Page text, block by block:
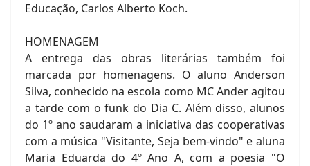
Educação, Carlos Alberto Koch.
HOMENAGEM
A entrega das obras literárias também foi
marcada por homenagens. O aluno Anderson
Silva, conhecido na escola como MC Ander agitou
a tarde com o funk do Dia C. Além disso, alunos
do 1º ano saudaram a iniciativa das cooperativas
com a música "Visitante, Seja bem-vindo" e aluna
Maria Eduarda do 4º Ano A, com a poesia "O